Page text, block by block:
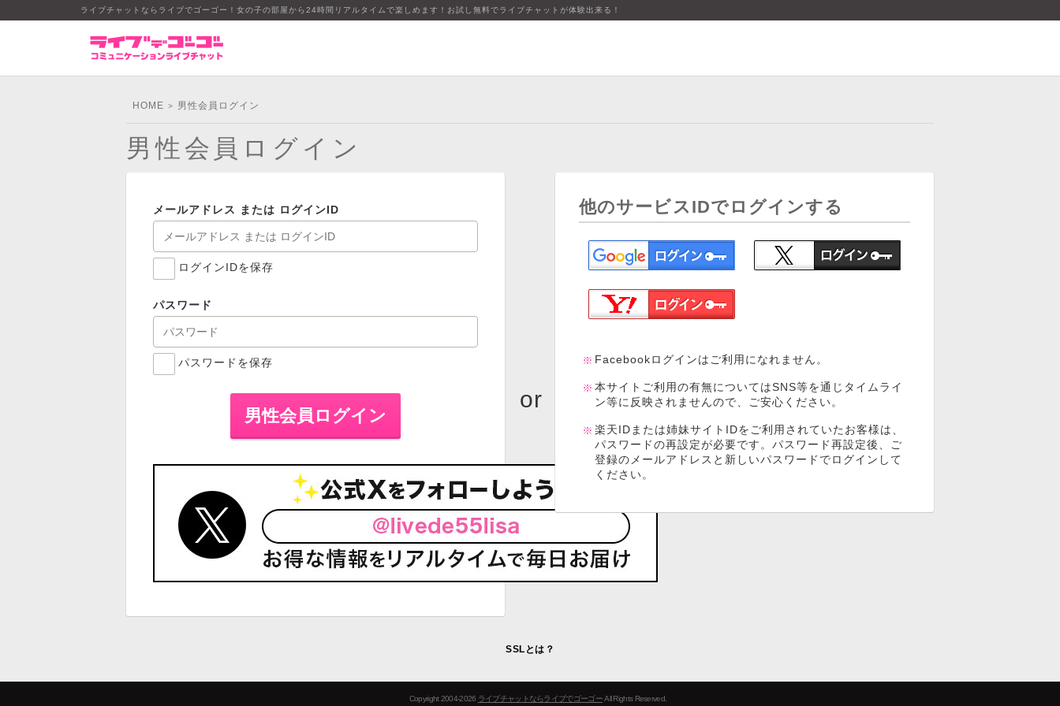
ライブチャットならライブでゴーゴー！女の子の部屋から24時間リアルタイムで楽しめます！お試し無料でライブチャットが体験出来る！
HOME > 男性会員ログイン
男性会員ログイン
メールアドレス または ログインID
ログインIDを保存
パスワード
パスワードを保存
他のサービスIDでログインする
Facebookログインはご利用になれません。
本サイトご利用の有無についてはSNS等を通じタイムライ
ン等に反映されませんので、ご安心ください。
楽天IDまたは姉妹サイトIDをご利用されていたお客様は、
パスワードの再設定が必要です。パスワード再設定後、ご
登録のメールアドレスと新しいパスワードでログインして
ください。
SSLとは？
Copyright 2004-2026 ライブチャットならライブでゴーゴーAll Rights Reserved.